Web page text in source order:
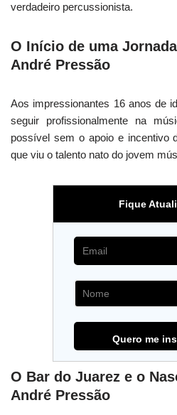
verdadeiro percussionista.
O Início de uma
André Pressão
Aos impressionantes 16 anos de
seguir profissionalmente na
possível sem o apoio e incentivo
que viu o talento nato do jovem
Fique
O Bar do Juarez e o
André Pressão